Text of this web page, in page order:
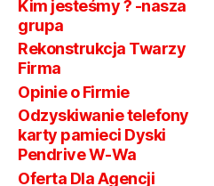
Kim jesteśmy ? -nasza
grupa
Rekonstrukcja Twarzy
Firma
Opinie o Firmie
Odzyskiwanie telefony
karty pamieci Dyski
Pendrive W-Wa
Oferta Dla Agencji